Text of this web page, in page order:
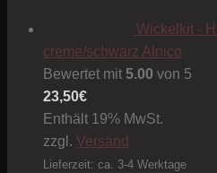
Wickelkit -
creme/schwarz Alnico
Bewertet mit 5.00 von 5
23,50€
Enthält 19% MwSt.
zzgl. Versand
Lieferzeit: ca. 3-4 Werktage